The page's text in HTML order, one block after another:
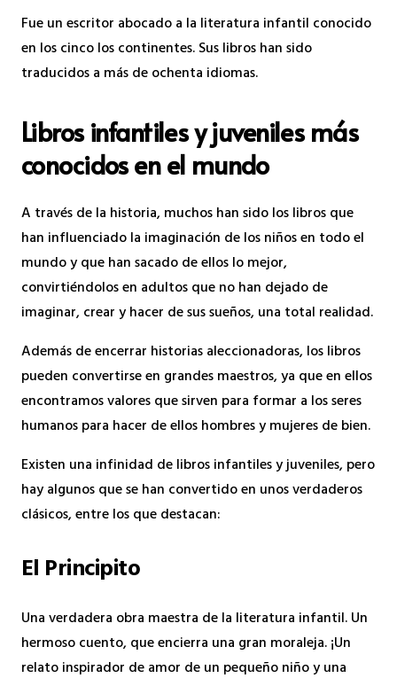
Fue un escritor abocado a la literatura infantil conocido
en los cinco los continentes. Sus libros han sido
traducidos a más de ochenta idiomas.
Libros infantiles y juveniles más
conocidos en el mundo
A través de la historia, muchos han sido los libros que
han influenciado la imaginación de los niños en todo el
mundo y que han sacado de ellos lo mejor,
convirtiéndolos en adultos que no han dejado de
imaginar, crear y hacer de sus sueños, una total realidad.
Además de encerrar historias aleccionadoras, los libros
pueden convertirse en grandes maestros, ya que en ellos
encontramos valores que sirven para formar a los seres
humanos para hacer de ellos hombres y mujeres de bien.
Existen una infinidad de libros infantiles y juveniles, pero
hay algunos que se han convertido en unos verdaderos
clásicos, entre los que destacan:
El Principito
Una verdadera obra maestra de la literatura infantil. Un
hermoso cuento, que encierra una gran moraleja. ¡Un
relato inspirador de amor de un pequeño niño y una